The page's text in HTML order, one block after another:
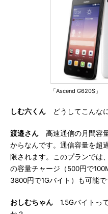
「Ascend G620S」
しむ六くん どうしてこんな
渡邉さん 高速通信の月間容
からなんです。通信容量を超
限されます。このプランでは
の容量チャージ（500円で
3800円で1Gバイト）も可能で
おしむちゃん 1.5Gバイトっ